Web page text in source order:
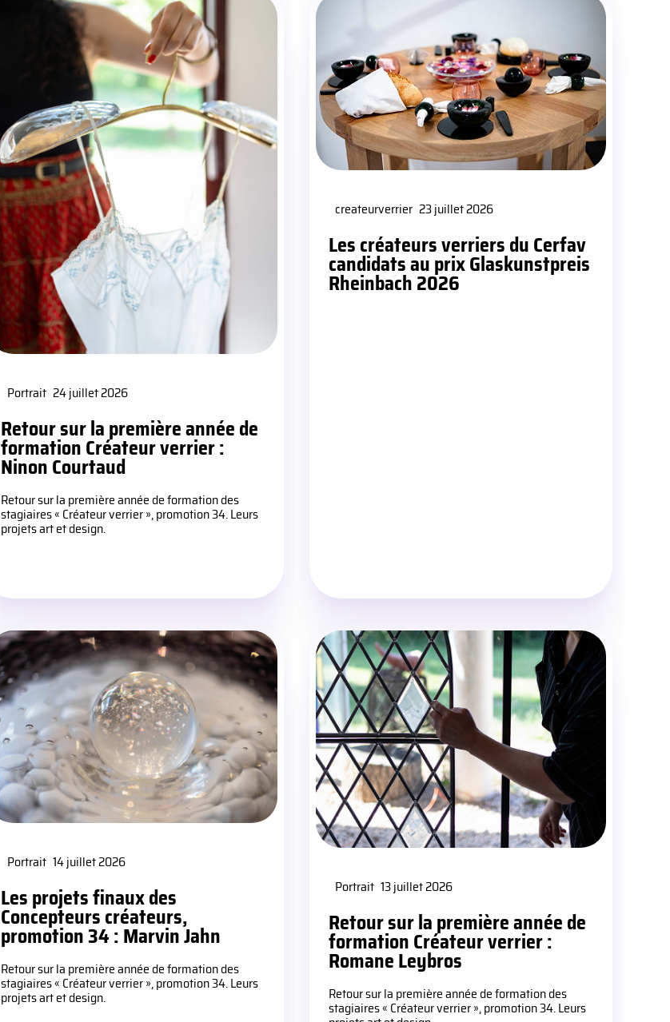
Portrait 24 juillet 2026
Retour sur la première année de
formation Créateur verrier :
Ninon Courtaud
Retour sur la première année de formation des
stagiaires « Créateur verrier », promotion 34. Leurs
projets art et design.
createurverrier 23 juillet 2026
Les créateurs verriers du Cerfav
candidats au prix Glaskunstpreis
Rheinbach 2026
Portrait 14 juillet 2026
Les projets finaux des
Concepteurs créateurs,
promotion 34 : Marvin Jahn
Retour sur la première année de formation des
stagiaires « Créateur verrier », promotion 34. Leurs
projets art et design.
Portrait 13 juillet 2026
Retour sur la première année de
formation Créateur verrier :
Romane Leybros
Retour sur la première année de formation des
stagiaires « Créateur verrier », promotion 34. Leurs